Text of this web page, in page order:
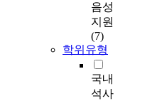
음성
지원
(7)
학위유형
국내
석사